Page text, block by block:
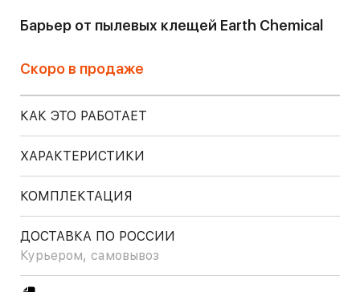
Барьер от пылевых клещей Earth Chemical
Скоро в продаже
КАК ЭТО РАБОТАЕТ
ХАРАКТЕРИСТИКИ
КОМПЛЕКТАЦИЯ
ДОСТАВКА ПО РОССИИ
Курьером, самовывоз